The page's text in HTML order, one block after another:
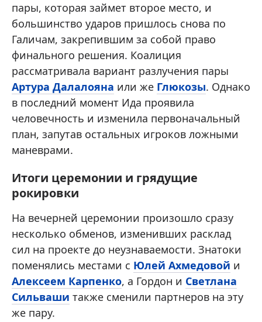
пары, которая займет второе место, и
большинство ударов пришлось снова по
Галичам, закрепившим за собой право
финального решения. Коалиция
рассматривала вариант разлучения пары
Артура Далалояна или же Глюкозы. Однако
в последний момент Ида проявила
человечность и изменила первоначальный
план, запутав остальных игроков ложными
маневрами.
Итоги церемонии и грядущие
рокировки
На вечерней церемонии произошло сразу
несколько обменов, изменивших расклад
сил на проекте до неузнаваемости. Знатоки
поменялись местами с Юлей Ахмедовой и
Алексеем Карпенко, а Гордон и Светлана
Сильваши также сменили партнеров на эту
же пару.